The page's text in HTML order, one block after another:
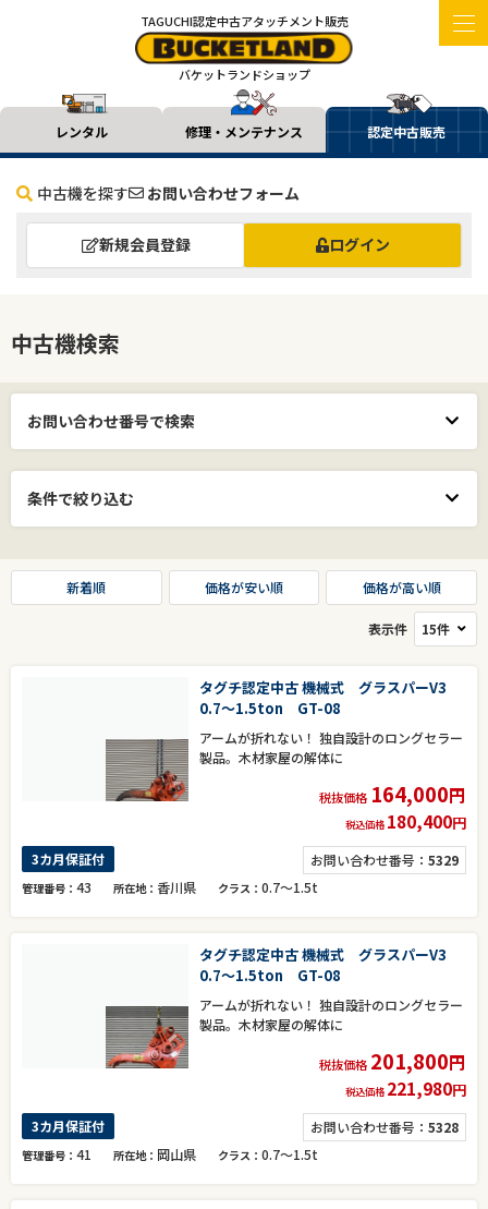
TAGUCHI認定中古アタッチメント販売
バケットランドショップ
レンタル 修理・メンテナンス 認定中古販売
中古機を探す お問い合わせフォーム
新規会員登録 ログイン
中古機検索
お問い合わせ番号で検索
条件で絞り込む
新着順 価格が安い順 価格が高い順
表示件
タグチ認定中古 機械式 グラスパーV3
0.7～1.5ton GT-08
アームが折れない！ 独自設計のロングセラー
製品。木材家屋の解体に
税抜価格 164,000円
税込価格 180,400円
お問い合わせ番号： 5329
3カ月保証付
管理番号 43 所在地 香川県 クラス 0.7～1.5t
タグチ認定中古 機械式 グラスパーV3
0.7～1.5ton GT-08
アームが折れない！ 独自設計のロングセラー
製品。木材家屋の解体に
税抜価格 201,800円
税込価格 221,980円
お問い合わせ番号： 5328
3カ月保証付
管理番号 41 所在地 岡山県 クラス 0.7～1.5t